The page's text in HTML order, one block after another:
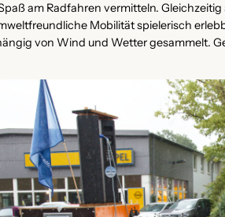
am Radfahren vermitteln.
Mobilität spielerisch
von Wind und Wetter gesammelt.